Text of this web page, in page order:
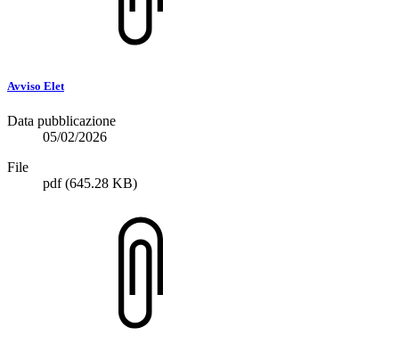
Avviso Elet
Data pubblicazione
05/02/2026
File
pdf(645.28 KB)